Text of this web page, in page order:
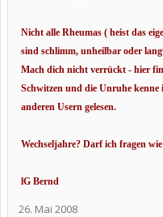
Nicht alle Rheumas ( heist das
sind schlimm, unheilbar oder
Mach dich nicht verrückt - hier
Schwitzen und die Unruhe kenne
anderen Usern gelesen.
Wechseljahre? Darf ich fragen
lG Bernd
26. Mai 2008